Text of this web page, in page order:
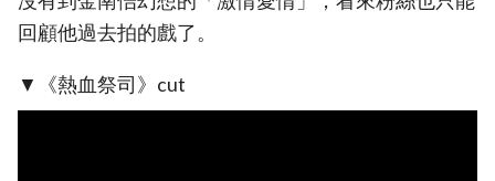
回顧他過去拍的戲了。
▼《熱血祭司》cut